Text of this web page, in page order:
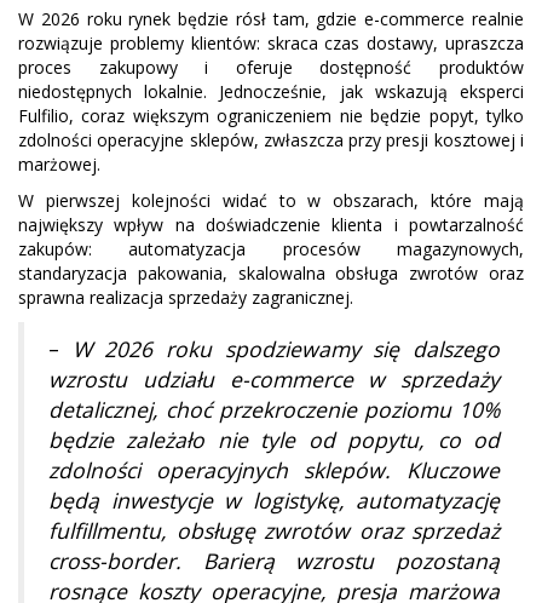
W 2026 roku rynek będzie rósł tam, gdzie e-commerce realnie
rozwiązuje problemy klientów: skraca czas dostawy, upraszcza
proces zakupowy i oferuje dostępność produktów
niedostępnych lokalnie. Jednocześnie, jak wskazują eksperci
Fulfilio, coraz większym ograniczeniem nie będzie popyt, tylko
zdolności operacyjne sklepów, zwłaszcza przy presji kosztowej i
marżowej.
W pierwszej kolejności widać to w obszarach, które mają
największy wpływ na doświadczenie klienta i powtarzalność
zakupów: automatyzacja procesów magazynowych,
standaryzacja pakowania, skalowalna obsługa zwrotów oraz
sprawna realizacja sprzedaży zagranicznej.
–
W 2026 roku spodziewamy się dalszego
wzrostu udziału e-commerce w sprzedaży
detalicznej, choć przekroczenie poziomu 10%
będzie zależało nie tyle od popytu, co od
zdolności operacyjnych sklepów. Kluczowe
będą inwestycje w logistykę, automatyzację
fulfillmentu, obsługę zwrotów oraz sprzedaż
cross-border. Barierą wzrostu pozostaną
rosnące koszty operacyjne, presja marżowa